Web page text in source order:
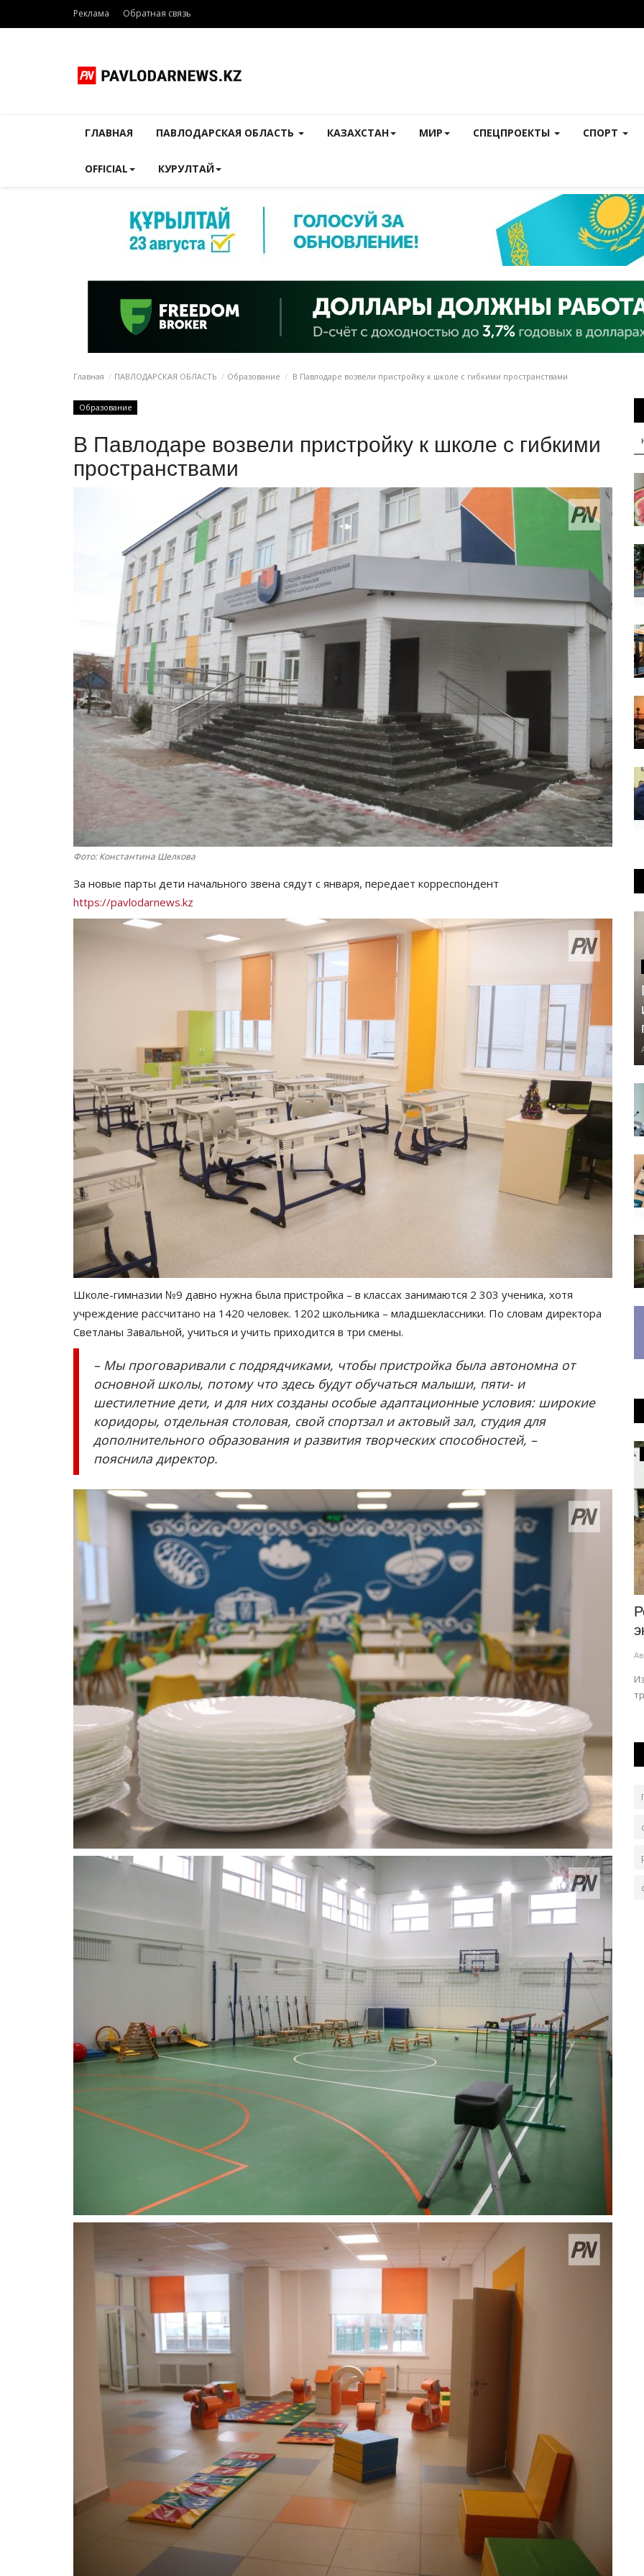
Реклама Обратная связь
ГЛАВНАЯ ПАВЛОДАРСКАЯ ОБЛАСТЬ КАЗАХСТАН МИР СПЕЦПРОЕКТЫ СПОРТ
OFFICIAL КУРУЛТАЙ
Главная ПАВЛОДАРСКАЯ ОБЛАСТЬ Образование В Павлодаре возвели пристройку к школе с гибкими пространствами
Образование
В Павлодаре возвели пристройку к школе с гибкими
пространствами
Фото: Константина Шелкова
За новые парты дети начального звена сядут с января, передает корреспондент
https://pavlodarnews.kz
Школе-гимназии №9 давно нужна была пристройка – в классах занимаются 2 303 ученика, хотя
учреждение рассчитано на 1420 человек. 1202 школьника – младшеклассники. По словам директора
Светланы Завальной, учиться и учить приходится в три смены.
– Мы проговаривали с подрядчиками, чтобы пристройка была автономна от
основной школы, потому что здесь будут обучаться малыши, пяти- и
шестилетние дети, и для них созданы особые адаптационные условия: широкие
коридоры, отдельная столовая, свой спортзал и актовый зал, студия для
дополнительного образования и развития творческих способностей, –
пояснила директор.
Экономика
Павлодарские водители задолжали
почти миллиард тенге государству
Июль 29, 2026 0 195
В регионе насчитывается более 147 тысяч владельцев
автомобилей.
В Павлодарской области оценили
виды на урожай
Авг 6, 2026 0 262
Первый заместитель акима области посетил Успенский
район.